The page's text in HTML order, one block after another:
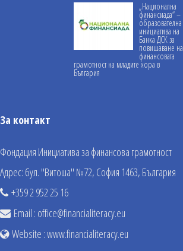
„Национална
финансиада“ –
образователна
инициатива на
Банка ДСК за
повишаване на
финансовата
грамотност на младите хора в
България
За контакт
Фондация Инициатива за финансова грамотност
Адрес: бул. "Витоша" №72, София 1463, България
+359 2 952 25 16
Email : office@financialiteracy.eu
Website :www.financialiteracy.eu